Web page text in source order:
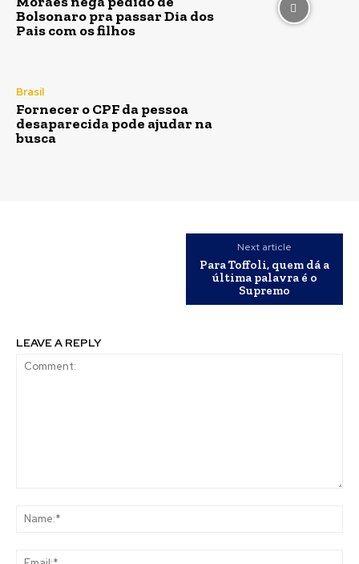
Bolsonaro pra passar Dia dos
Pais com os filhos
Brasil
Fornecer o CPF da pessoa
desaparecida pode ajudar na
busca
Next article
Para Toffoli, quem dá a
última palavra é o
Supremo
LEAVE A REPLY